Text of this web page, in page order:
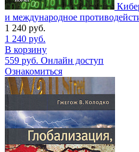
и международное
1 240 руб.
1 240 руб.
В корзину
559 руб. Онлайн доступ
Ознакомиться